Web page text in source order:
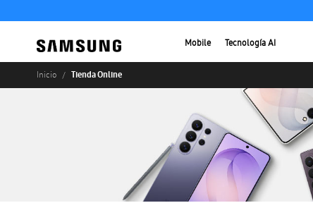
Mobile Tecnología AI
Inicio Tienda Online